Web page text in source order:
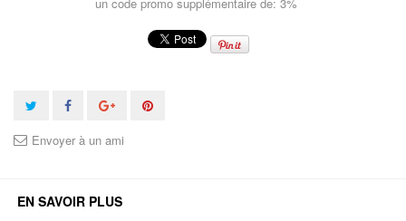
Envoyer à un ami
EN SAVOIR PLUS